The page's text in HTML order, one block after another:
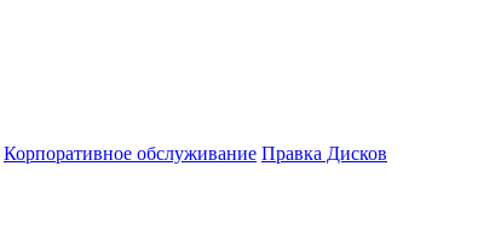
Корпоративное обслуживание Правка Дисков